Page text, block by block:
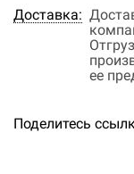
Доставка:
ее
Поделитесь